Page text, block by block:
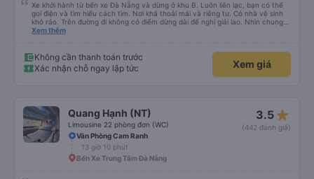
Xe khởi hành từ bến xe Đà Nẵng và dừng ở khu B. Luôn liên lạc, bạn có thể
gọi điện và tìm hiểu cách tìm. Nơi khá thoải mái và riêng tư. Có nhà vệ sinh
khô ráo. Trên đường đi không có điểm dừng dài để nghỉ giải lao. Nhìn chung
mọi thứ đều tuyệt vời.
Xem thêm
Không cần thanh toán trước
Xác nhận chỗ ngay lập tức
Xem giá
Quang Hạnh (NT)
Limousine 22 phòng đơn (WC)
3.5 star_rate
(442 đánh giá)
Văn Phòng Cam Ranh
13 giờ 10 phút
Bến Xe Trung Tâm Đà Nẵng